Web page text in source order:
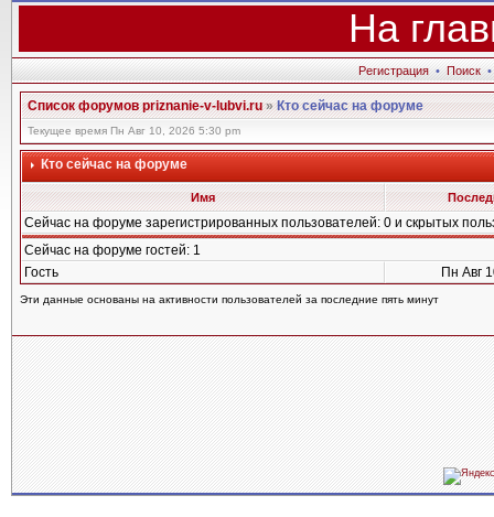
На
Регистрация • Поиск •
Список форумов priznanie-v-lubvi.ru»Кто сейчас на форуме
Текущее время Пн Авг 10, 2026 5:30 pm
Кто сейчас на форуме
Имя
Сейчас на форуме зарегистрированных пользователей: 0 и скрытых
Сейчас на форуме гостей: 1
Гость
Пн Авг
Эти данные основаны на активности пользователей за последние пять минут